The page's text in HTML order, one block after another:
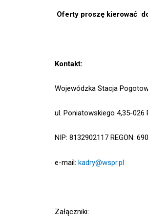
Oferty proszę kierować
Kontakt:
Wojewódzka Stacja
ul. Poniatowskiego 4,35-026
NIP: 8132902117 REGON:
e-mail: kadry@wspr.pl
Załączniki: